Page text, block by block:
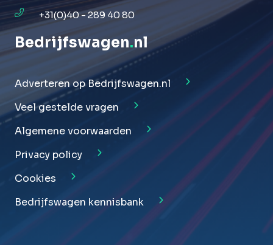
+31(0)40 - 289 40 80
Bedrijfswagen.nl
Adverteren op Bedrijfswagen.nl
Veel gestelde vragen
Algemene voorwaarden
Privacy policy
Cookies
Bedrijfswagen kennisbank